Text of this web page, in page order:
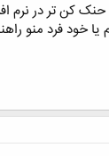
کن تر در نرم
خود فرد منو